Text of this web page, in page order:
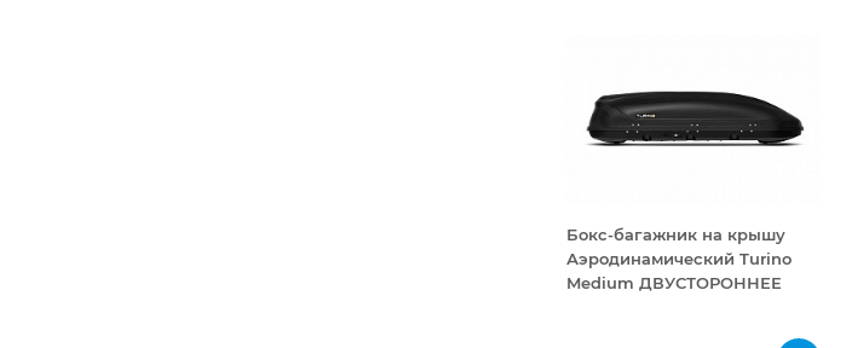
Бокс-багажник на крышу
Аэродинамический Turino
Medium ДВУСТОРОННЕЕ